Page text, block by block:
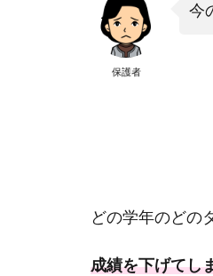
保護者
今
どの学年のどの
成績を下げてし